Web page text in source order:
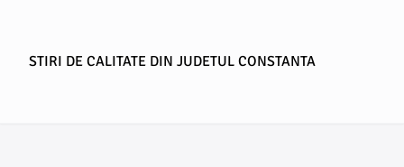
STIRI DE CALITATE DIN JUDETUL CONSTANTA